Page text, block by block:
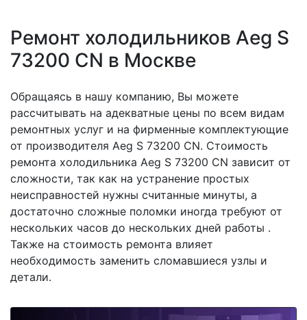
Ремонт холодильников Aeg S
73200 CN в Москве
Обращаясь в нашу компанию, Вы можете
рассчитывать на адекватные цены по всем видам
ремонтных услуг и на фирменные комплектующие
от производителя Aeg S 73200 CN. Стоимость
ремонта холодильника Aeg S 73200 CN зависит от
сложности, так как на устранение простых
неисправностей нужны считанные минуты, а
достаточно сложные поломки иногда требуют от
нескольких часов до нескольких дней работы .
Также на стоимость ремонта влияет
необходимость заменить сломавшиеся узлы и
детали.